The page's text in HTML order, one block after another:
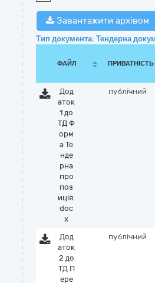
Завантажити архівом
Тип документа: Тендерна
ФАЙЛ ПРИВАТНІСТЬ
Дод
аток
1 до
ТД Ф
орм
а Те
нде
рна
про
поз
иція.
doc
x
публічний
Дод
аток
2 до
ТД П
ере
публічний